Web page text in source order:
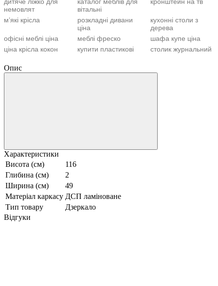
немовлят
вітальні
мʼякі крісла
розкладні дивани
ціна
кухонні столи з
дерева
офісні меблі ціна
меблі фреско
шафа купе ціна
ціна крісла кокон
купити пластикові
столик журнальний
купити двоярусне
ліжко
диван
Опис
Характеристики
Висота (см)
116
Глибина (см)
2
Ширина (см)
49
Матеріал каркасу ДСП ламіноване
Тип товару
Дзеркало
Відгуки